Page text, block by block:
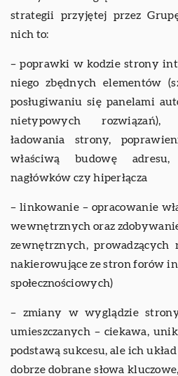
strategii przyjętej przez
nich to:
– poprawki w kodzie strony
niego zbędnych elementów
posługiwaniu się panelami
nietypowych rozwiązań),
ładowania strony,
właściwą budowę
nagłówków czy hiperłącza
– linkowanie – opracowanie
wewnętrznych oraz
zewnętrznych,
nakierowujące ze stron forów
społecznościowych)
– zmiany w wyglądzie
umieszczanych – ciekawa,
podstawą sukcesu, ale ich
dobrze dobrane słowa